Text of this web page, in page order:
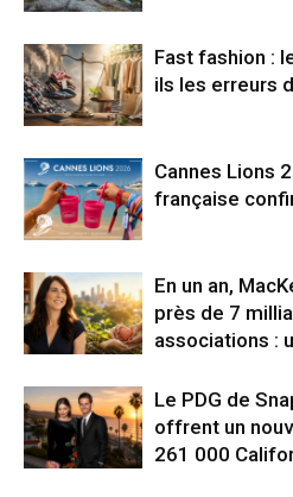
Fast fashion :
ils les erreurs
Cannes Lions
française
En un an,
près de 7
associations :
Le PDG de
offrent un
261 000